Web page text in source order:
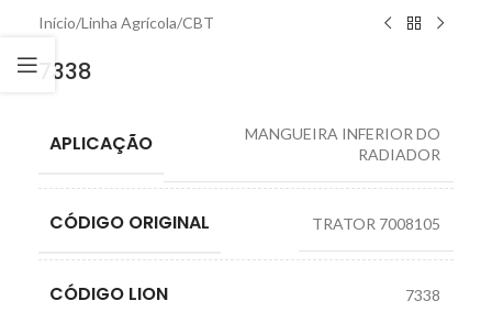
Início/Linha Agrícola/CBT
7338
APLICAÇÃO
MANGUEIRA INFERIOR DO
RADIADOR
CÓDIGO ORIGINAL TRATOR 7008105
CÓDIGO LION 7338